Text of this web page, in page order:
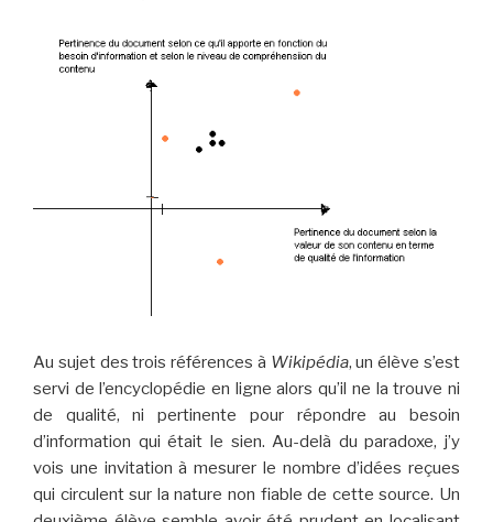
Au sujet des trois références à Wikipédia, un élève s’est
servi de l’encyclopédie en ligne alors qu’il ne la trouve ni
de qualité, ni pertinente pour répondre au besoin
d’information qui était le sien. Au-delà du paradoxe, j’y
vois une invitation à mesurer le nombre d’idées reçues
qui circulent sur la nature non fiable de cette source. Un